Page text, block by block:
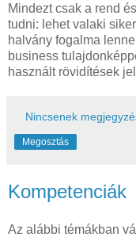
Mindezt csak a rend
tudni: lehet valaki
halvány fogalma
business
használt rövidítések
Nincsenek
Megosztás
Kompetenciák
Az alábbi témákban